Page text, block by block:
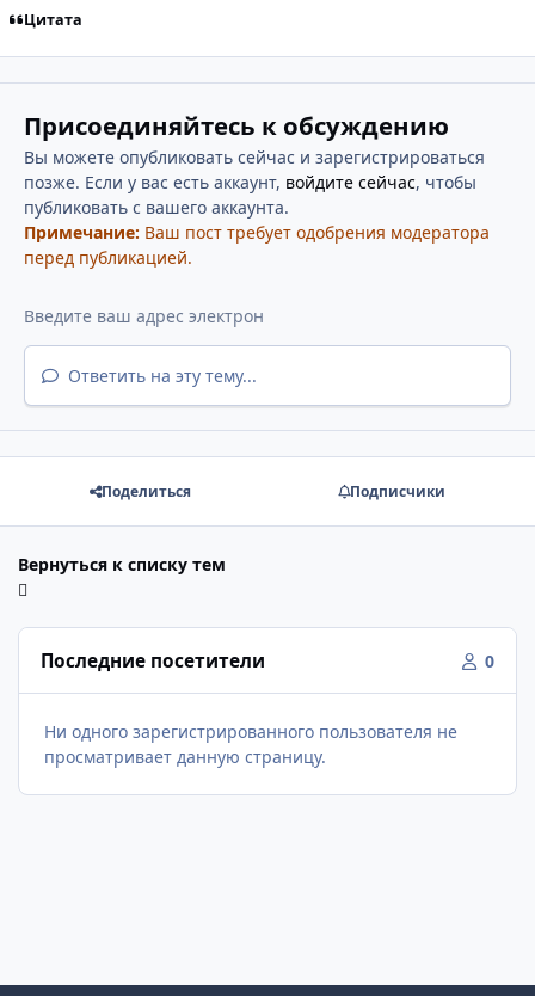
Цитата
Присоединяйтесь к обсуждению
Вы можете опубликовать сейчас и зарегистрироваться
позже. Если у вас есть аккаунт, войдите сейчас, чтобы
публиковать с вашего аккаунта.
Примечание: Ваш пост требует одобрения модератора
перед публикацией.
Ответить на эту тему...
Поделиться Подписчики
Вернуться к списку тем
Последние посетители 0
Ни одного зарегистрированного пользователя не
просматривает данную страницу.